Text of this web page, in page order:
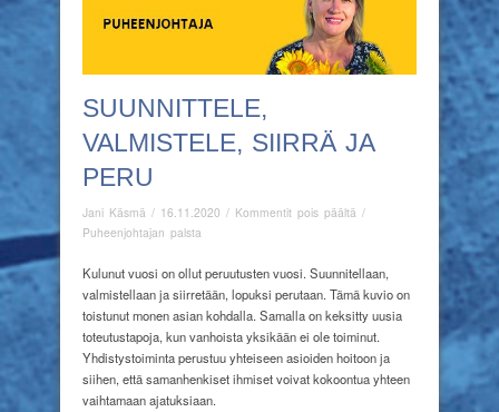
SUUNNITTELE,
VALMISTELE, SIIRRÄ JA
PERU
Jani Käsmä / 16.11.2020 / Kommentit pois päältä artikkelissa
siirrä
ja
peru
/
Puheenjohtajan palsta
Kulunut vuosi on ollut peruutusten vuosi. Suunnitellaan,
valmistellaan ja siirretään, lopuksi perutaan. Tämä kuvio on
toistunut monen asian kohdalla. Samalla on keksitty uusia
toteutustapoja, kun vanhoista yksikään ei ole toiminut.
Yhdistystoiminta perustuu yhteiseen asioiden hoitoon ja
siihen, että samanhenkiset ihmiset voivat kokoontua yhteen
vaihtamaan ajatuksiaan.